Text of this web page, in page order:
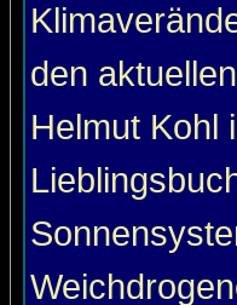
den
Helmut Kohl